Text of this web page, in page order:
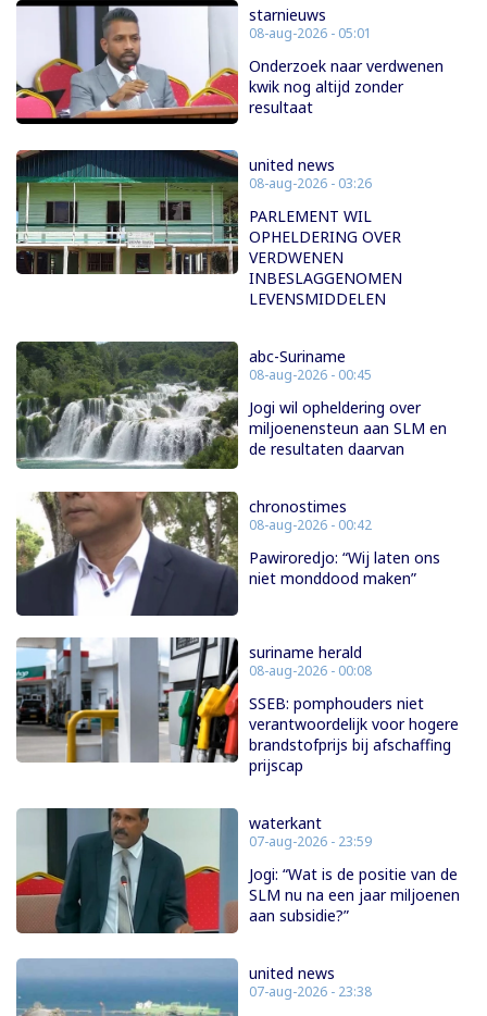
starnieuws
08-aug-2026 - 05:01
Onderzoek naar verdwenen
kwik nog altijd zonder
resultaat
united news
08-aug-2026 - 03:26
PARLEMENT WIL
OPHELDERING OVER
VERDWENEN
INBESLAGGENOMEN
LEVENSMIDDELEN
abc-Suriname
08-aug-2026 - 00:45
Jogi wil opheldering over
miljoenensteun aan SLM en
de resultaten daarvan
chronostimes
08-aug-2026 - 00:42
Pawiroredjo: “Wij laten ons
niet monddood maken”
suriname herald
08-aug-2026 - 00:08
SSEB: pomphouders niet
verantwoordelijk voor hogere
brandstofprijs bij afschaffing
prijscap
waterkant
07-aug-2026 - 23:59
Jogi: “Wat is de positie van de
SLM nu na een jaar miljoenen
aan subsidie?”
united news
07-aug-2026 - 23:38